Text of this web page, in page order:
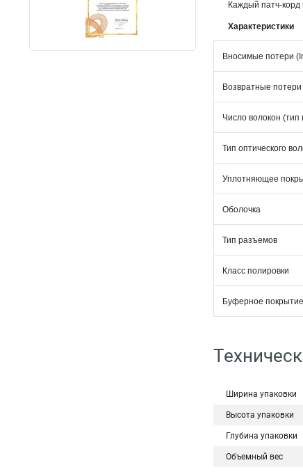
Каждый патч-корд
Характеристики
Вносимые потери
Возвратные
Число волокон
Тип оптического
Уплотняющее
Оболочка
Тип разъемов
Класс полировки
Буферное
Ширина упаковки
Высота упаковки
Глубина упаковки
Объемный вес